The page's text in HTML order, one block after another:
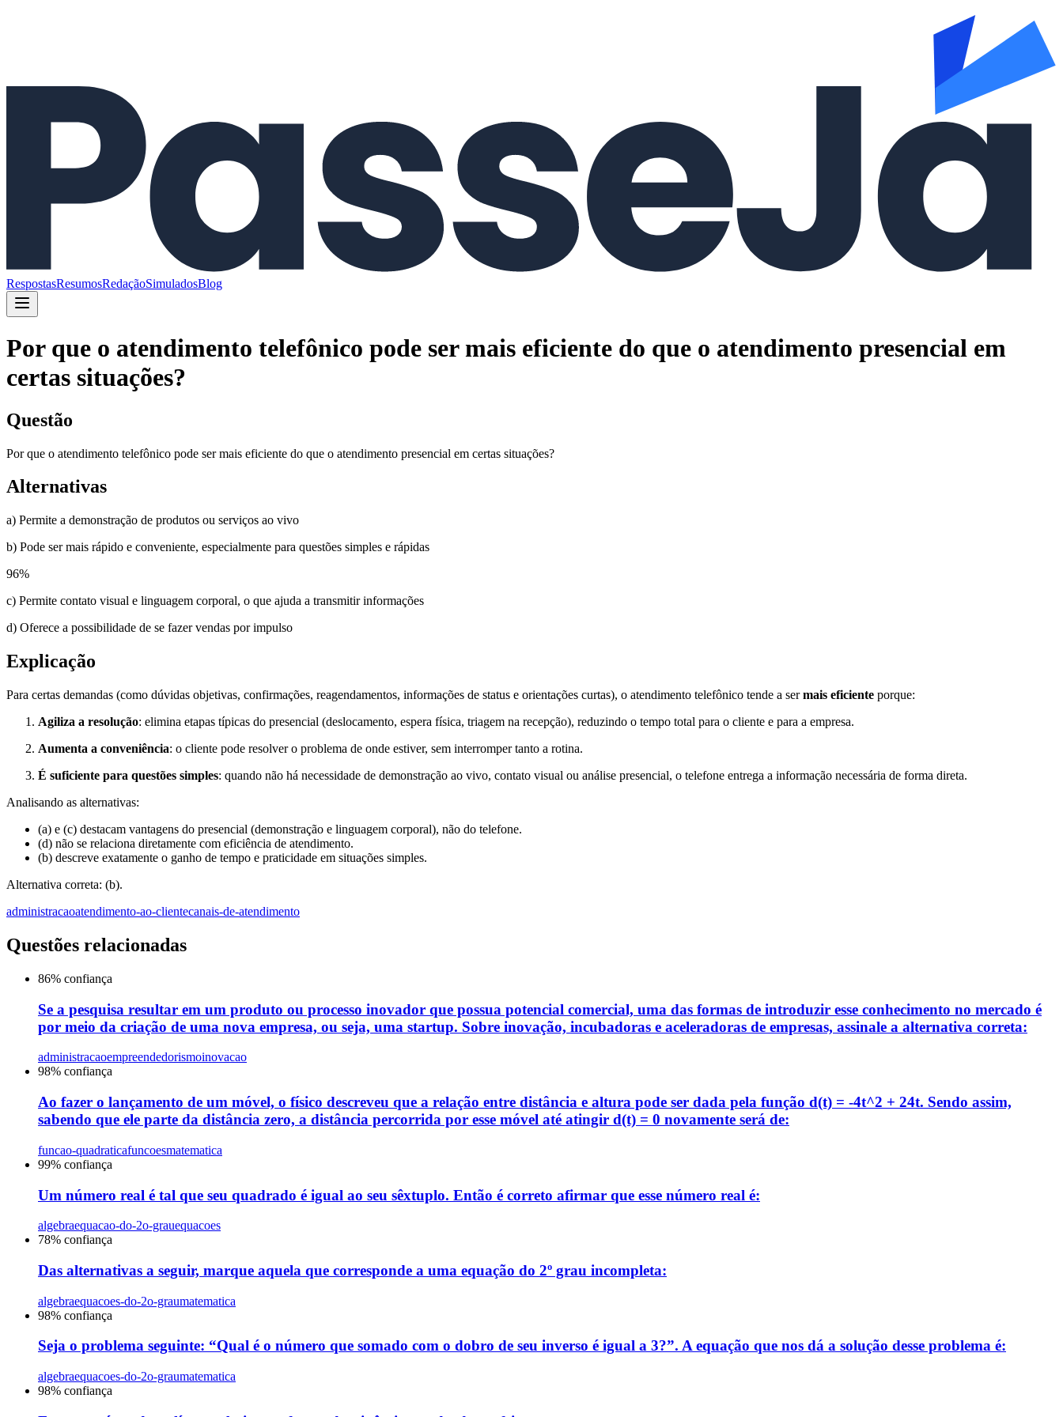
RespostasResumosRedaçãoSimuladosBlog
Por que o atendimento telefônico pode ser mais eficiente do que o atendimento presencial em
certas situações?
Questão
Por que o atendimento telefônico pode ser mais eficiente do que o atendimento presencial em certas situações?
Alternativas
a) Permite a demonstração de produtos ou serviços ao vivo
b) Pode ser mais rápido e conveniente, especialmente para questões simples e rápidas
96%
c) Permite contato visual e linguagem corporal, o que ajuda a transmitir informações
d) Oferece a possibilidade de se fazer vendas por impulso
Explicação
Para certas demandas (como dúvidas objetivas, confirmações, reagendamentos, informações de status e orientações curtas), o atendimento telefônico tende a sermais eficiente porque:
Agiliza a resolução: elimina etapas típicas do presencial (deslocamento, espera física, triagem na recepção), reduzindo o tempo total para o cliente e para a empresa.
Aumenta a conveniência: o cliente pode resolver o problema de onde estiver, sem interromper tanto a rotina.
É suficiente para questões simples: quando não há necessidade de demonstração ao vivo, contato visual ou análise presencial, o telefone entrega a informação necessária de forma direta.
Analisando as alternativas:
(a) e (c) destacam vantagens do presencial (demonstração e linguagem corporal), não do telefone.
(d) não se relaciona diretamente com eficiência de atendimento.
(b) descreve exatamente o ganho de tempo e praticidade em situações simples.
Alternativa correta: (b).
administracaoatendimento-ao-clientecanais-de-atendimento
Questões relacionadas
86% confiança
Se a pesquisa resultar em um produto ou processo inovador que possua potencial comercial, uma das formas de introduzir esse conhecimento no mercado é
por meio da criação de uma nova empresa, ou seja, uma startup. Sobre inovação, incubadoras e aceleradoras de empresas, assinale a alternativa correta:
administracaoempreendedorismoinovacao
98% confiança
Ao fazer o lançamento de um móvel, o físico descreveu que a relação entre distância e altura pode ser dada pela função d(t) = -4t^2 + 24t. Sendo assim,
sabendo que ele parte da distância zero, a distância percorrida por esse móvel até atingir d(t) = 0 novamente será de:
funcao-quadraticafuncoesmatematica
99% confiança
Um número real é tal que seu quadrado é igual ao seu sêxtuplo. Então é correto afirmar que esse número real é:
algebraequacao-do-2o-grauequacoes
78% confiança
Das alternativas a seguir, marque aquela que corresponde a uma equação do 2º grau incompleta:
algebraequacoes-do-2o-graumatematica
98% confiança
Seja o problema seguinte: “Qual é o número que somado com o dobro de seu inverso é igual a 3?”. A equação que nos dá a solução desse problema é:
algebraequacoes-do-2o-graumatematica
98% confiança